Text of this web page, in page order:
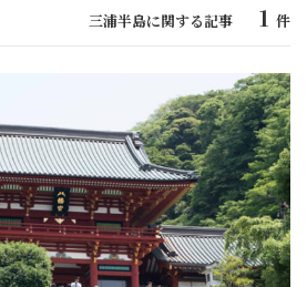
三浦半島に関する記事 1 件